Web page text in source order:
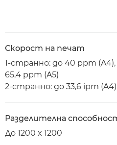
Скорост на печат
1-странно: до 40 ppm
65,4 ppm (A5)
2-странно: до 33,6 ipm (A4)
Разделителна
До 1200 x 1200